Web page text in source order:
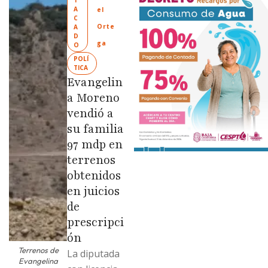
“Tijuana:
Ciudad
Limpia” en
colonias de
las …
Terrenos de
Evangelina
A
C
A
D
O
POLÍ
TICA
el
Orte
ga
Evangelin
a Moreno
vendió a
su familia
97 mdp en
terrenos
obtenidos
en juicios
de
prescripci
ón
La diputada